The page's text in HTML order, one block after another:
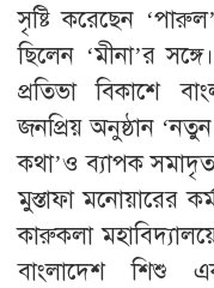
সৃষ্টি করেছেন
ছিলেন ‘মীনা’র
প্রতিভা বিকাশে
জনপ্রিয় অনুষ্ঠান
কথা’ও ব্যাপক
মুস্তাফা মনোয়ারের
কারুকলা
বাংলাদেশ শিশু